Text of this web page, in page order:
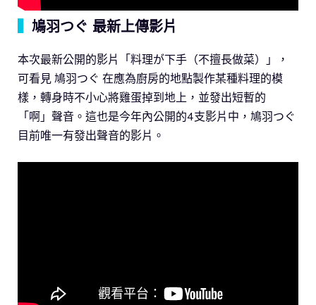
鳩羽つぐ 最新上傳影片
本次最新公開的影片「料理が下手（不擅長做菜）」，
可看見 鳩羽つぐ 在應為廚房的地點製作某種料理的模
樣，轉身時不小心將雞蛋掉到地上，並發出短暫的
「啊」聲音。這也是今年內公開的4支影片中，鳩羽つぐ
目前唯一有發出聲音的影片。